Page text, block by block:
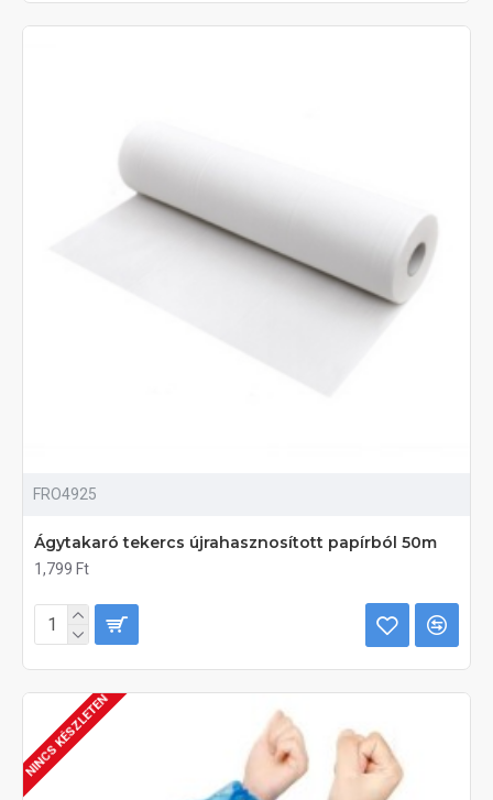
FRO4925
Ágytakaró tekercs újrahasznosított papírból 50m
1,799 Ft
NINCS KÉSZLETEN